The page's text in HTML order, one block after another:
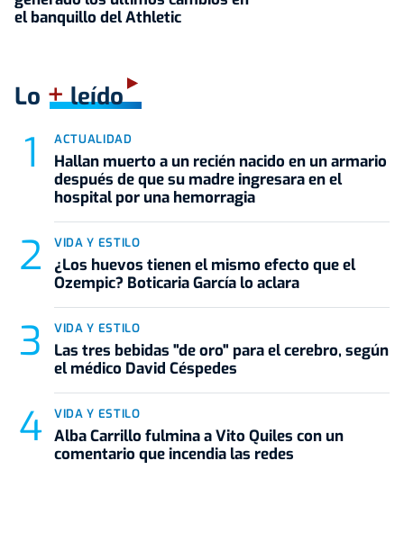
el banquillo del Athletic
Lo +leído
ACTUALIDAD
Hallan muerto a un recién nacido en un armario
después de que su madre ingresara en el
hospital por una hemorragia
VIDA Y ESTILO
¿Los huevos tienen el mismo efecto que el
Ozempic? Boticaria García lo aclara
VIDA Y ESTILO
Las tres bebidas "de oro" para el cerebro, según
el médico David Céspedes
VIDA Y ESTILO
Alba Carrillo fulmina a Vito Quiles con un
comentario que incendia las redes